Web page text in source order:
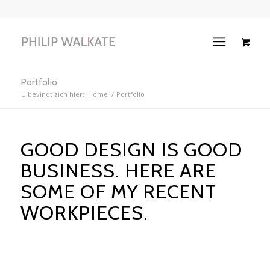
Portfolio
U bevindt zich hier: Home / Portfolio
GOOD DESIGN IS GOOD
BUSINESS. HERE ARE
SOME OF MY RECENT
WORKPIECES.